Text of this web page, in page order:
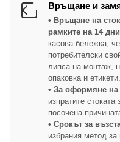
Връщане и
• Връщане на
рамките на 14 дни
касова бележка,
потребителски
липса на монтаж,
опаковка и етикети.
• За оформяне
изпратите
посочена
• Срокът за
избрания метод